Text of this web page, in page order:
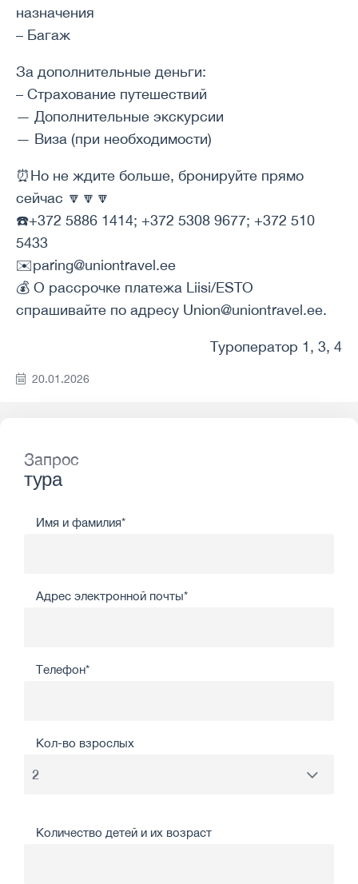
назначения
– Багаж
За дополнительные деньги:
– Страхование путешествий
— Дополнительные экскурсии
— Виза (при необходимости)
⏰Но не ждите больше, бронируйте прямо
сейчас 🔽🔽🔽
☎️+372 5886 1414; +372 5308 9677; +372 510
5433
✉️paring@uniontravel.ee
💰 О рассрочке платежа Liisi/ESTO
спрашивайте по адресу Union@uniontravel.ee.
Туроператор 1, 3, 4
20.01.2026
Запрос
тура
Имя и фамилия*
Адрес электронной почты*
Телефон*
Кол-во взрослых
Количество детей и их возраст